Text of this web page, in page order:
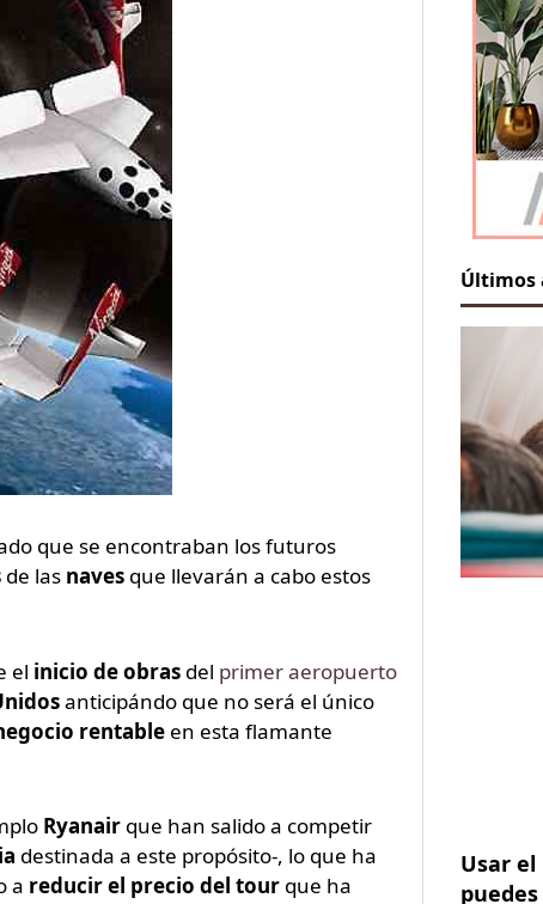
que se encontraban los futuros
de las naves que llevarán a cabo estos
el inicio de obrasdel primer aeropuerto
anticipándo que no será el único
rentableen esta flamante
Ryanair que han salido a competir
destinada a este propósito-, lo que ha
a reducir el precio del tourque ha
Últimos
Usar